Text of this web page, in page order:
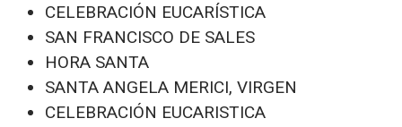
CELEBRACIÓN EUCARÍSTICA
SAN FRANCISCO DE SALES
HORA SANTA
SANTA ANGELA MERICI, VIRGEN
CELEBRACIÓN EUCARISTICA